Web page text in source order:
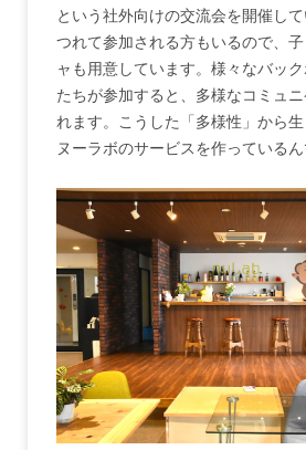
という社外向けの交流会を開催し
つれて参加される方もいるので、
ャも用意しています。様々なバッ
たちが参加すると、多様なコミュ
れます。こうした「多様性」から
ヌーラボのサービスを作っているん